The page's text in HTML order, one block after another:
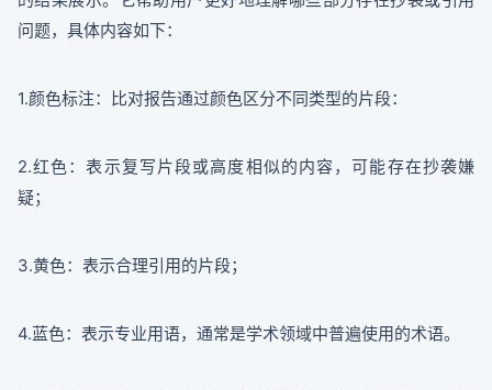
问题，具体内容如下：
1.颜色标注：比对报告通过颜色区分不同类型的片段：
2.红色：表示复写片段或高度相似的内容，可能存在抄袭嫌
疑；
3.黄色：表示合理引用的片段；
4.蓝色：表示专业用语，通常是学术领域中普遍使用的术语。